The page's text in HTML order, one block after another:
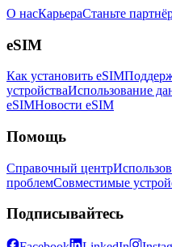
О насКарьераСтаньте
eSIM
Как установить eSIM
устройстваИспользование
eSIMНовости eSIM
Помощь
Справочный центр
проблемСовместимые
Подписывайтесь